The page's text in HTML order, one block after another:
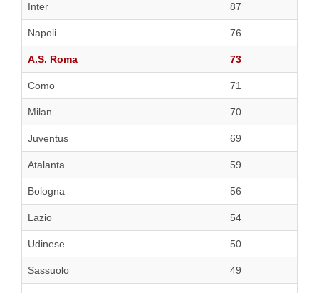
Inter
87
Napoli 76
A.S. Roma 73
Como 71
Milan 70
Juventus 69
Atalanta 59
Bologna 56
Lazio 54
Udinese 50
Sassuolo 49